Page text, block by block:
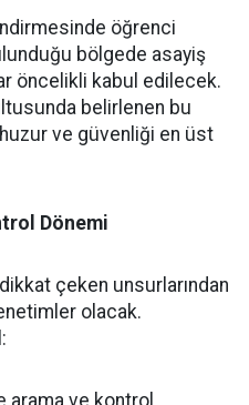
öğrenci
bölgede asayiş
öncelikli kabul edilecek.
belirlenen bu
ve güvenliği en üst
Dönemi
çeken unsurlarından
olacak.
arama ve kontrol